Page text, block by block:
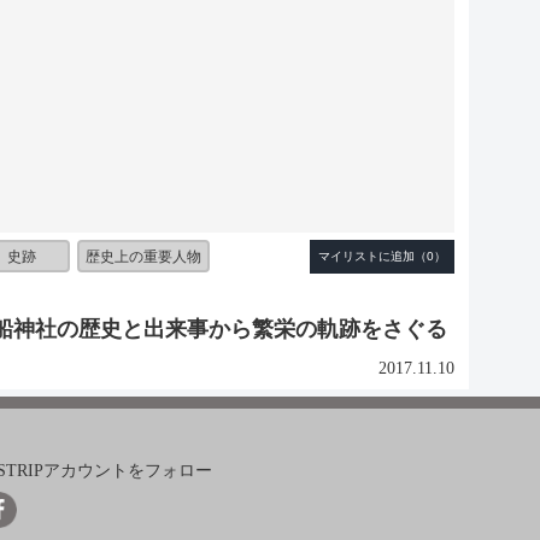
史跡 歴史上の重要人物
神社の歴史と出来事から繁栄の軌跡をさぐる
2017.11.10
アカウントをフォロー